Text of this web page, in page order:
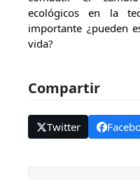
ecológicos en la
importante ¿pueden
vida?
Compartir
Twitter